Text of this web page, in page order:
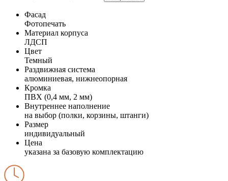
Фасад
Фотопечать
Материал корпуса
ЛДСП
Цвет
Темный
Раздвижная система
алюминиевая, нижнеопорная
Кромка
ПВХ (0,4 мм, 2 мм)
Внутреннее наполнение
на выбор (полки, корзины, штанги)
Размер
индивидуальный
Цена
указана за базовую комплектацию